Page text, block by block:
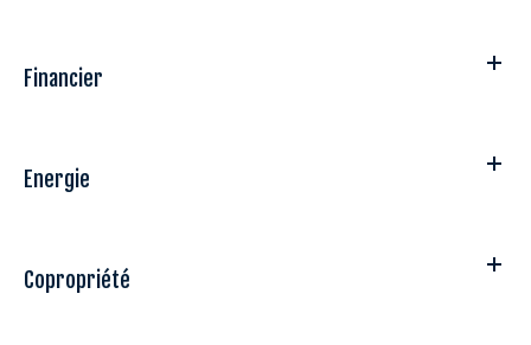
Financier
Energie
Copropriété